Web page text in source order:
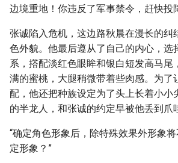
边境重地！你违反了军事禁令，赶快投
张诚陷入危机，这边路秋晨在漫长的纠
色外貌。他最后遵从了自己的内心，选
系，撘配淡红色眼眸和银白短发高马尾
满的蜜桃，大腿稍微带着些肉感。为了
配，他还把种族设定为了头上长着小小
的半龙人，和张诚的约定早被他丢到爪
“确定角色形象后，除特殊效果外形象
定形象？”